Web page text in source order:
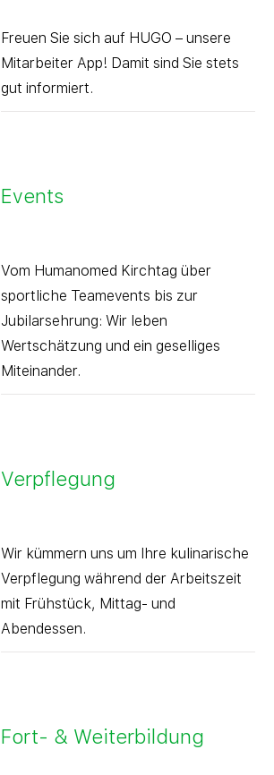
Freuen Sie sich auf HUGO – unsere
Mitarbeiter App! Damit sind Sie stets
gut informiert.
Events
Vom Humanomed Kirchtag über
sportliche Teamevents bis zur
Jubilarsehrung: Wir leben
Wertschätzung und ein geselliges
Miteinander.
Verpflegung
Wir kümmern uns um Ihre kulinarische
Verpflegung während der Arbeitszeit
mit Frühstück, Mittag- und
Abendessen.
Fort- & Weiterbildung